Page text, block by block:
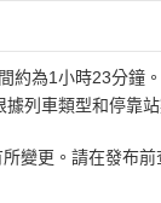
約為1小時23分鐘
列車類型和停靠
變更。請在發布